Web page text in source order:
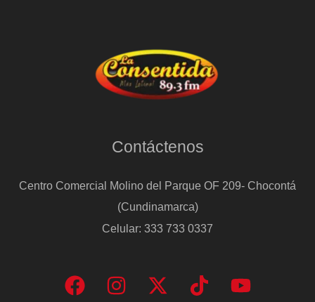
Contáctenos
Centro Comercial Molino del Parque OF 209- Chocontá
(Cundinamarca)
Celular: 333 733 0337